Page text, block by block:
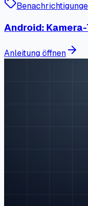
Android:
Anleitung öffnen